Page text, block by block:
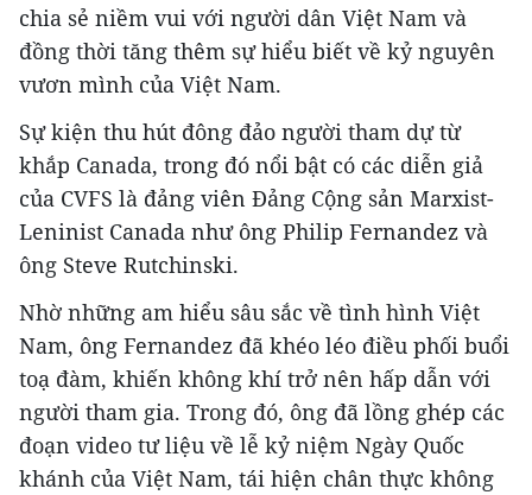
chia sẻ niềm vui với người dân Việt Nam và
đồng thời tăng thêm sự hiểu biết về kỷ nguyên
vươn mình của Việt Nam.
Sự kiện thu hút đông đảo người tham dự từ
khắp Canada, trong đó nổi bật có các diễn giả
của CVFS là đảng viên Đảng Cộng sản Marxist-
Leninist Canada như ông Philip Fernandez và
ông Steve Rutchinski.
Nhờ những am hiểu sâu sắc về tình hình Việt
Nam, ông Fernandez đã khéo léo điều phối buổi
toạ đàm, khiến không khí trở nên hấp dẫn với
người tham gia. Trong đó, ông đã lồng ghép các
đoạn video tư liệu về lễ kỷ niệm Ngày Quốc
khánh của Việt Nam, tái hiện chân thực không